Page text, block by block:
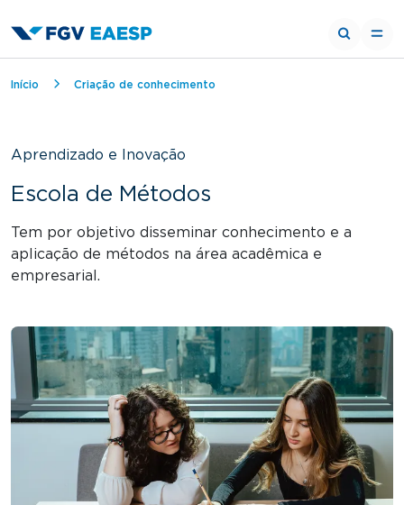
Trilha de navegação
Início Criação de conhecimento
Aprendizado e Inovação
Escola de Métodos
Tem por objetivo disseminar conhecimento e a
aplicação de métodos na área acadêmica e
empresarial.